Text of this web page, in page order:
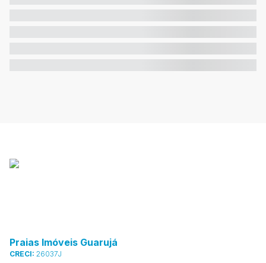
Praias Imóveis Guarujá
CRECI: 26037J